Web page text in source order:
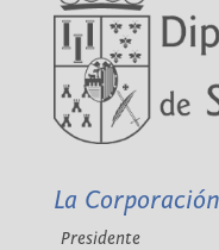
La Corporación
Presidente